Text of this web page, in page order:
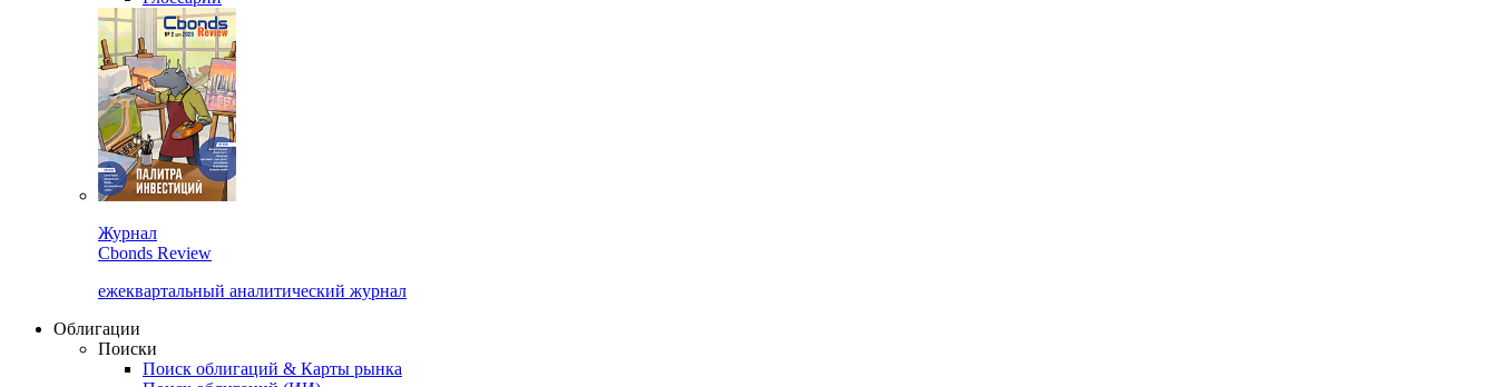
Research Hub
Сбондс-ТВ
Cbonds для СМИ
Глоссарий
Журнал
Cbonds Review
ежеквартальный аналитический журнал